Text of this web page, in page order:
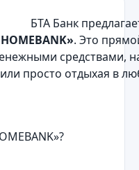
БТА Банк
. Это
средствами,
просто отдыхая в